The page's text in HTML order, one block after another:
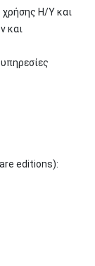
Η/Υ και
και
editions):